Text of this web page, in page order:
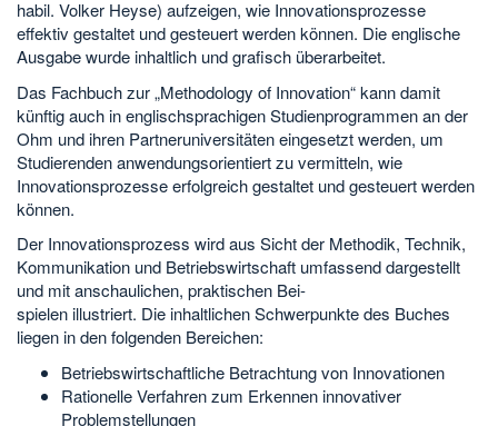
habil. Volker Heyse) aufzeigen, wie Innovationsprozesse
effektiv gestaltet und gesteuert werden können. Die englische
Ausgabe wurde inhaltlich und grafisch überarbeitet.
Das Fachbuch zur „Methodology of Innovation“ kann damit
künftig auch in englischsprachigen Studienprogrammen an der
Ohm und ihren Partneruniversitäten eingesetzt werden, um
Studierenden anwendungsorientiert zu vermitteln, wie
Innovationsprozesse erfolgreich gestaltet und gesteuert werden
können.
Der Innovationsprozess wird aus Sicht der Methodik, Technik,
Kommunikation und Betriebswirtschaft umfassend dargestellt
und mit anschaulichen, praktischen Bei-
spielen illustriert. Die inhaltlichen Schwerpunkte des Buches
liegen in den folgenden Bereichen:
Betriebswirtschaftliche Betrachtung von Innovationen
Rationelle Verfahren zum Erkennen innovativer
Problemstellungen